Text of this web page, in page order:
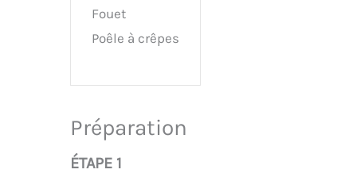
Fouet
Poêle à crêpes
Préparation
ÉTAPE 1